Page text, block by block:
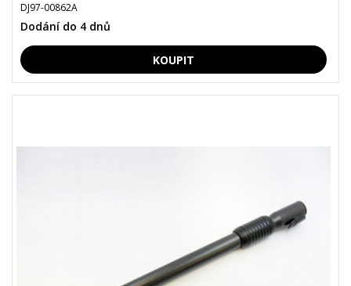
DJ97-00862A
Dodání do 4 dnů